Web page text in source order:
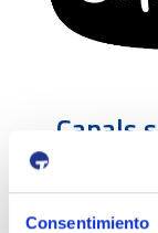
Consentimiento
Canals